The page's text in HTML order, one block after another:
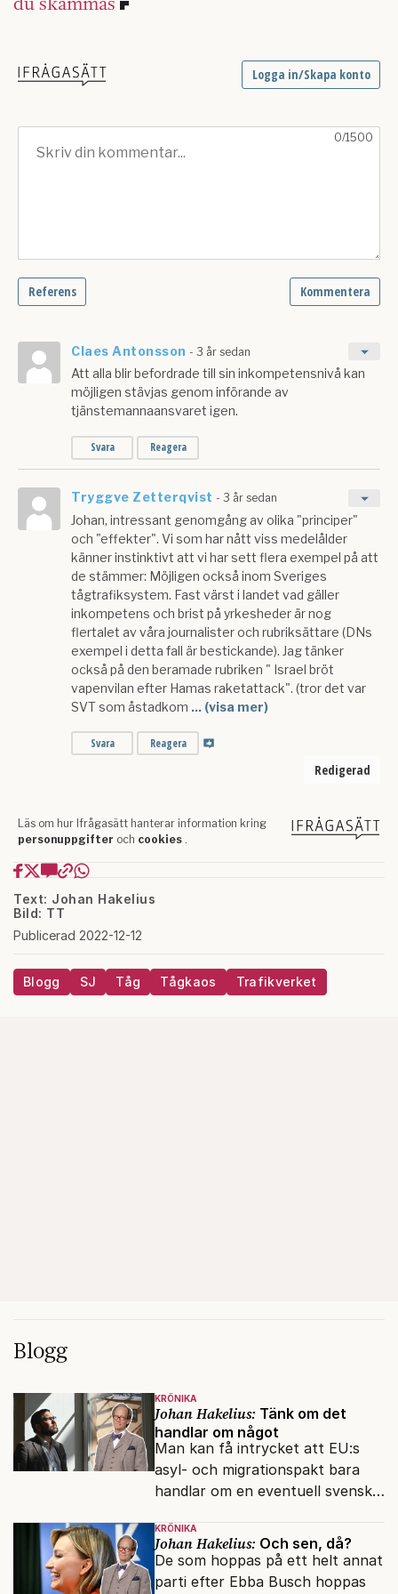
Text: Johan Hakelius
Bild: TT
Publicerad 2022-12-12
Blogg SJ Tåg Tågkaos Trafikverket
Blogg
KRÖNIKA
Johan Hakelius: Tänk om det
handlar om något
Man kan få intrycket att EU:s
asyl- och migrationspakt bara
handlar om en eventuell svensk
KRÖNIKA
Johan Hakelius: Och sen, då?
De som hoppas på ett helt annat
parti efter Ebba Busch hoppas